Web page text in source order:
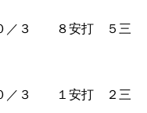
安打 ５三
１安打 ２三